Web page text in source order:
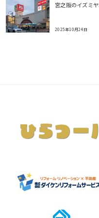
宮之阪のイズミ
2025年10月24日